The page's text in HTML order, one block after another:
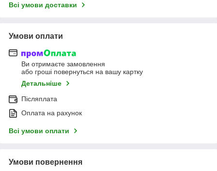
Всі умови доставки
Умови оплати
Ви отримаєте замовлення
або гроші повернуться на вашу картку
Детальніше
Післяплата
Оплата на рахунок
Всі умови оплати
Умови повернення